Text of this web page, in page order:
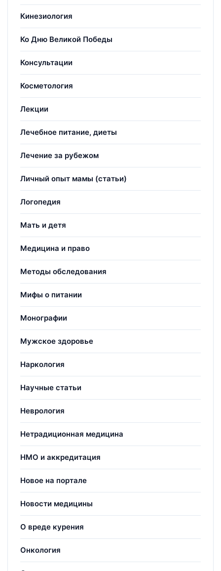
Кинезиология
Ко Дню Великой Победы
Консультации
Косметология
Лекции
Лечебное питание, диеты
Лечение за рубежом
Личный опыт мамы (статьи)
Логопедия
Мать и детя
Медицина и право
Методы обследования
Мифы о питании
Монографии
Мужское здоровье
Наркология
Научные статьи
Неврология
Нетрадиционная медицина
НМО и аккредитация
Новое на портале
Новости медицины
О вреде курения
Онкология